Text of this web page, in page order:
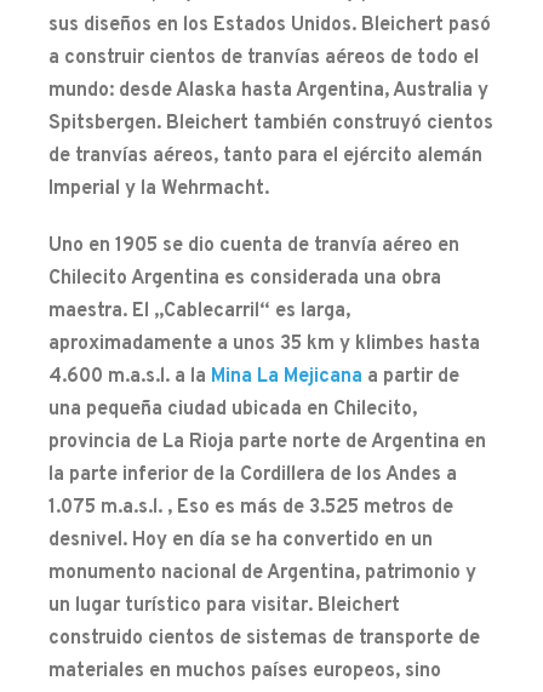
sus diseños en los Estados Unidos. Bleichert pasó
a construir cientos de tranvías aéreos de todo el
mundo: desde Alaska hasta Argentina, Australia y
Spitsbergen. Bleichert también construyó cientos
de tranvías aéreos, tanto para el ejército alemán
Imperial y la Wehrmacht.
Uno en 1905 se dio cuenta de tranvía aéreo en
Chilecito Argentina es considerada una obra
maestra. El „Cablecarril“ es larga,
aproximadamente a unos 35 km y klimbes hasta
4.600 m.a.s.l. a la Mina La Mejicana a partir de
una pequeña ciudad ubicada en Chilecito,
provincia de La Rioja parte norte de Argentina en
la parte inferior de la Cordillera de los Andes a
1.075 m.a.s.l. , Eso es más de 3.525 metros de
desnivel. Hoy en día se ha convertido en un
monumento nacional de Argentina, patrimonio y
un lugar turístico para visitar. Bleichert
construido cientos de sistemas de transporte de
materiales en muchos países europeos, sino